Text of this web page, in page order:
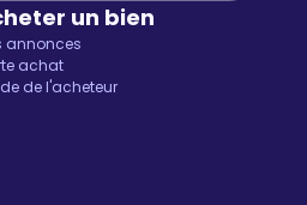
un bien
annonces
achat
de l'acheteur